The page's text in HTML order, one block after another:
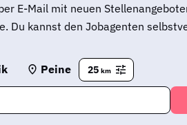
E-Mail mit neuen
Du kannst den Jobagenten
Peine 25 km